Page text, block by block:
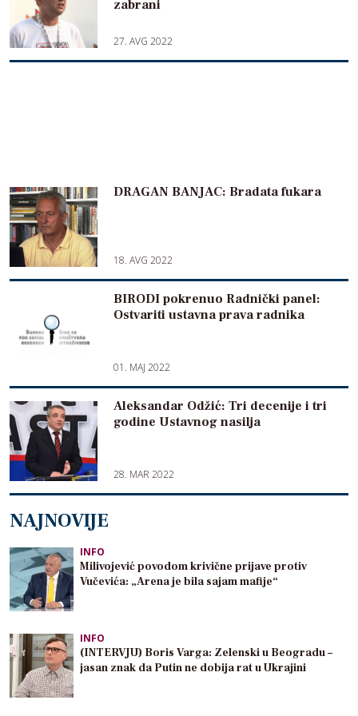
zabrani
27. AVG 2022
DRAGAN BANJAC: Bradata fukara
18. AVG 2022
BIRODI pokrenuo Radnički panel:
Ostvariti ustavna prava radnika
01. MAJ 2022
Aleksandar Odžić: Tri decenije i tri
godine Ustavnog nasilja
28. MAR 2022
NAJNOVIJE
INFO
Milivojević povodom krivične prijave protiv
Vučevića: „Arena je bila sajam mafije“
INFO
(INTERVJU) Boris Varga: Zelenski u Beogradu –
jasan znak da Putin ne dobija rat u Ukrajini